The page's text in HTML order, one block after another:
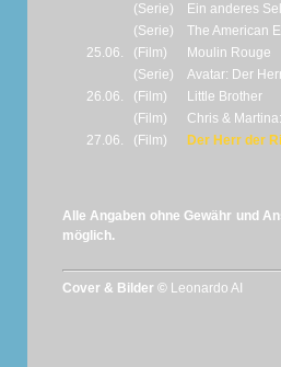
(Serie)
Ein anderes
(Serie)
The American
25.06.
(Film)
Moulin Rouge
(Serie)
Avatar: Der
26.06.
(Film)
Little Brother
(Film)
Chris &
27.06.
(Film) Der Herr der
Alle Angaben ohne Gewähr und
möglich.
Cover & Bilder © Leonardo AI